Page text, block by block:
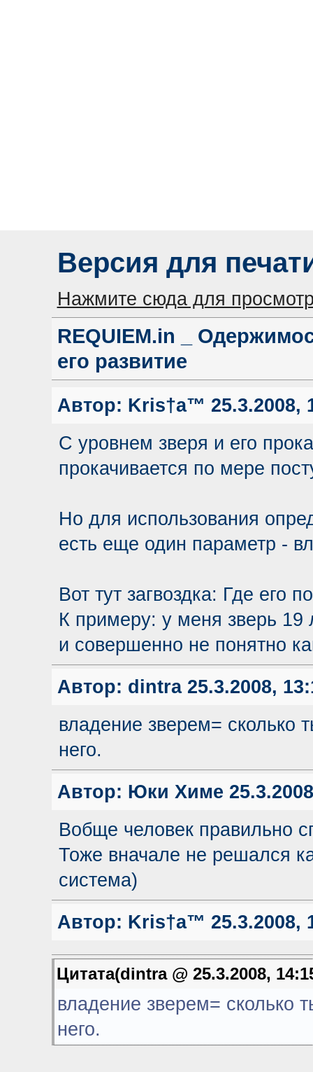
Версия для
Нажмите сюда для
REQUIEM.in _
его развитие
Автор: Kris†a™ 25.3.2008,
С уровнем зверя и его
прокачивается по мере
Но для использования
есть еще один параметр -
Вот тут загвоздка: Где его
К примеру: у меня зверь 19
и совершенно не понятно
Автор: dintra25.3.2008,
владение зверем= сколько
него.
Автор: Юки Химе
Вобще человек правильно
Тоже вначале не решался
система)
Автор: Kris†a™ 25.3.2008,
Цитата(dintra @ 25.3.2008,
владение зверем= сколько
него.